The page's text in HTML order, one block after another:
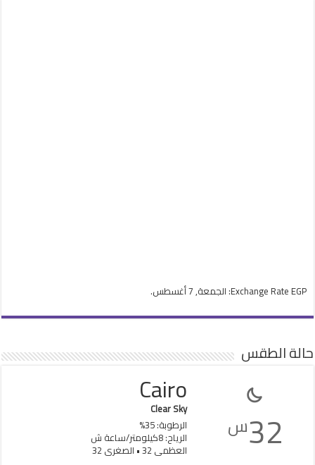
Exchange Rate EGP : الجمعة, 7 أغسطس.
حالة الطقس
32س
Cairo
Clear Sky
الرطوبة: 35%
الرياح: 8كيلومتر/ساعة ش
العظمى 32 • الصغرى 32